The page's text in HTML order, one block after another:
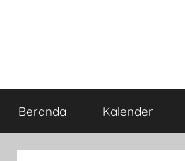
Beranda Kalender